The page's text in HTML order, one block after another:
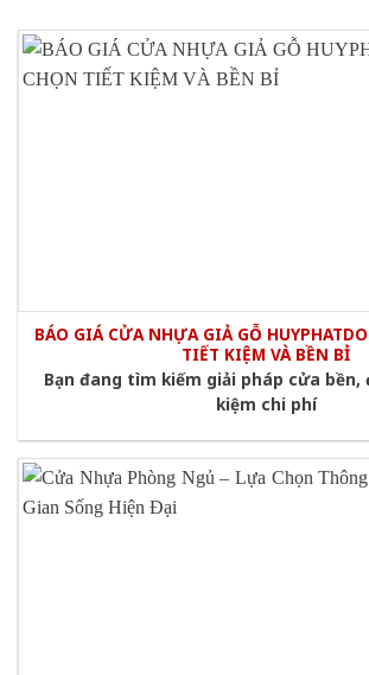
BÁO GIÁ CỬA NHỰA GIẢ GỖ
TIẾT KIỆM VÀ BỀN BỈ
Bạn đang tìm kiếm giải pháp cửa bền,
kiệm chi phí